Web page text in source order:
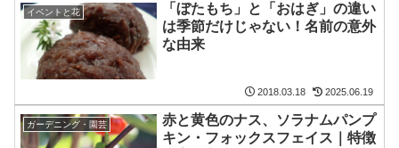
イベントと花
「ぼたもち」と「おはぎ」の違い
は季節だけじゃない！名前の意外
な由来
2018.03.18 2025.06.19
ガーデニング・園芸
赤と黄色のナス、ソラナムパンプ
キン・フォックスフェイス｜特徴